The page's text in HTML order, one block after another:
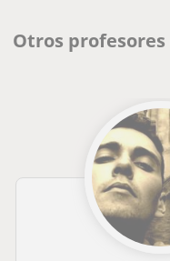
Otros